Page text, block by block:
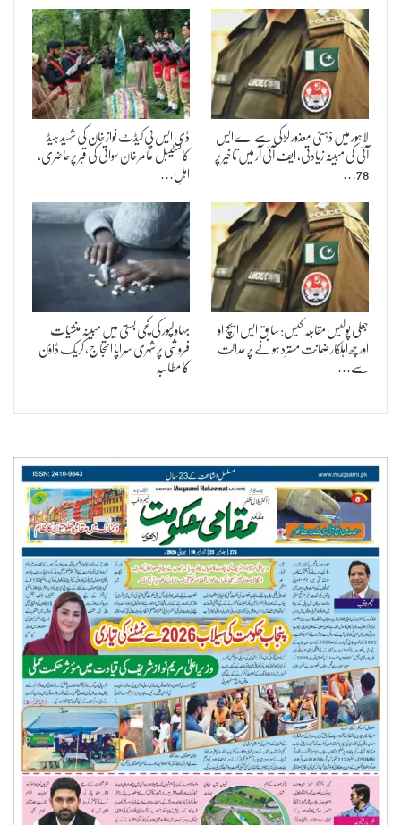
لاہور میں ذہنی معذور لڑکی سے اے ایس
آئی کی مبینہ زیادتی، ایف آئی آر میں تاخیر پر
78…
ڈی ایس پی کیڈٹ نواز خان کی شہید ہیڈ
کانسٹیبل عامر خان سواتی کی قبر پر حاضری،
اہلِ…
جعلی پولیس مقابلہ کیس: سابق ایس ایچ او
اور چھ اہلکار ضمانت مسترد ہونے پر عدالت
سے…
بہاولپور کی کچی بستی میں مبینہ منشیات
فروشی پر شہری سراپا احتجاج، کریک ڈاؤن
کا مطالبہ